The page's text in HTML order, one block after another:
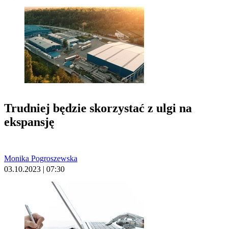
Trudniej będzie skorzystać z ulgi na
ekspansję
Monika Pogroszewska
03.10.2023 | 07:30